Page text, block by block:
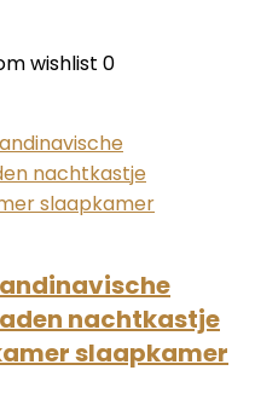
wishlist 0
nachtkastje
slaapkamer